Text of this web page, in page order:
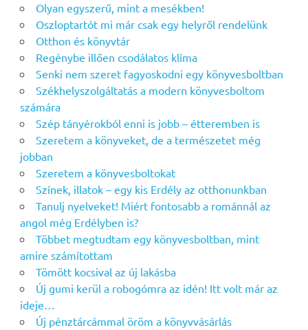
Olyan egyszerű, mint a mesékben!
Oszloptartót mi már csak egy helyről rendelünk
Otthon és könyvtár
Regénybe illően csodálatos klíma
Senki nem szeret fagyoskodni egy könyvesboltban
Székhelyszolgáltatás a modern könyvesboltom
számára
Szép tányérokból enni is jobb – étteremben is
Szeretem a könyveket, de a természetet még
jobban
Szeretem a könyvesboltokat
Színek, illatok – egy kis Erdély az otthonunkban
Tanulj nyelveket! Miért fontosabb a románnál az
angol még Erdélyben is?
Többet megtudtam egy könyvesboltban, mint
amire számítottam
Tömött kocsival az új lakásba
Új gumi kerül a robogómra az idén! Itt volt már az
ideje…
Új pénztárcámmal öröm a könyvvásárlás